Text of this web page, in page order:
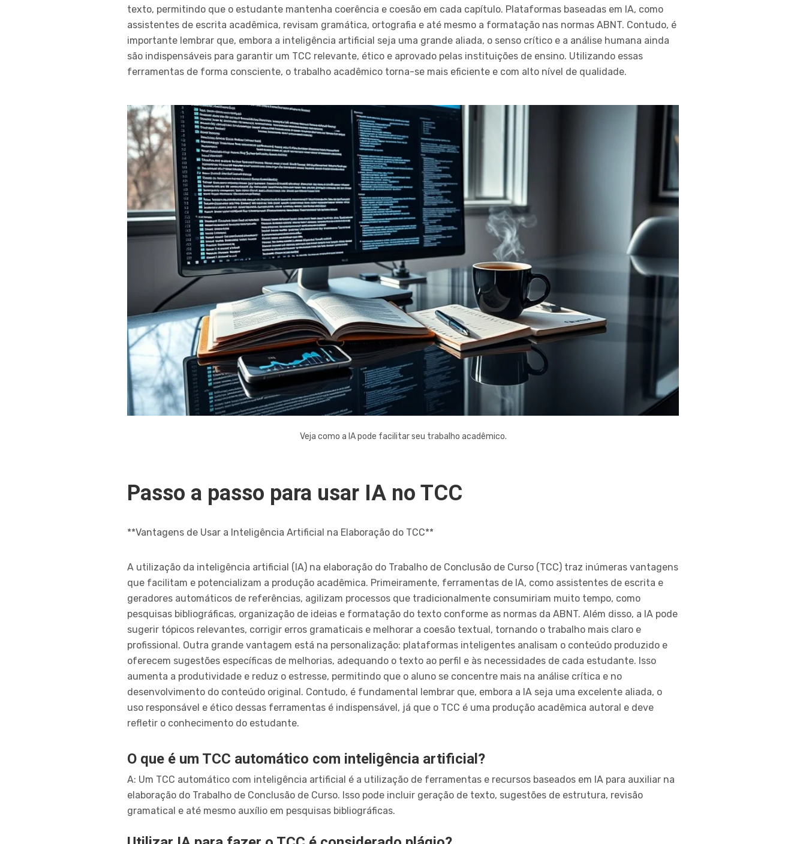
texto, permitindo que o estudante mantenha coerência e coesão em cada capítulo. Plataformas baseadas em IA, como
assistentes de escrita acadêmica, revisam gramática, ortografia e até mesmo a formatação nas normas ABNT. Contudo, é
importante lembrar que, embora a inteligência artificial seja uma grande aliada, o senso crítico e a análise humana ainda
são indispensáveis para garantir um TCC relevante, ético e aprovado pelas instituições de ensino. Utilizando essas
ferramentas de forma consciente, o trabalho acadêmico torna-se mais eficiente e com alto nível de qualidade.
Veja como a IA pode facilitar seu trabalho acadêmico.
Passo a passo para usar IA no TCC
**Vantagens de Usar a Inteligência Artificial na Elaboração do TCC**
A utilização da inteligência artificial (IA) na elaboração do Trabalho de Conclusão de Curso (TCC) traz inúmeras vantagens
que facilitam e potencializam a produção acadêmica. Primeiramente, ferramentas de IA, como assistentes de escrita e
geradores automáticos de referências, agilizam processos que tradicionalmente consumiriam muito tempo, como
pesquisas bibliográficas, organização de ideias e formatação do texto conforme as normas da ABNT. Além disso, a IA pode
sugerir tópicos relevantes, corrigir erros gramaticais e melhorar a coesão textual, tornando o trabalho mais claro e
profissional. Outra grande vantagem está na personalização: plataformas inteligentes analisam o conteúdo produzido e
oferecem sugestões específicas de melhorias, adequando o texto ao perfil e às necessidades de cada estudante. Isso
aumenta a produtividade e reduz o estresse, permitindo que o aluno se concentre mais na análise crítica e no
desenvolvimento do conteúdo original. Contudo, é fundamental lembrar que, embora a IA seja uma excelente aliada, o
uso responsável e ético dessas ferramentas é indispensável, já que o TCC é uma produção acadêmica autoral e deve
refletir o conhecimento do estudante.
O que é um TCC automático com inteligência artificial?
A: Um TCC automático com inteligência artificial é a utilização de ferramentas e recursos baseados em IA para auxiliar na
elaboração do Trabalho de Conclusão de Curso. Isso pode incluir geração de texto, sugestões de estrutura, revisão
gramatical e até mesmo auxílio em pesquisas bibliográficas.